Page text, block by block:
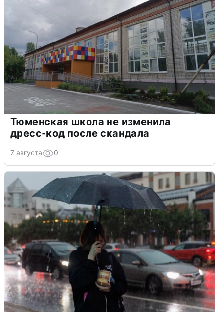
Тюменская школа не изменила
дресс-код после скандала
7 августа 0